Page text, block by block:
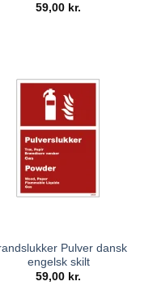
59,00 kr.
Pulver dansk
engelsk skilt
59,00 kr.